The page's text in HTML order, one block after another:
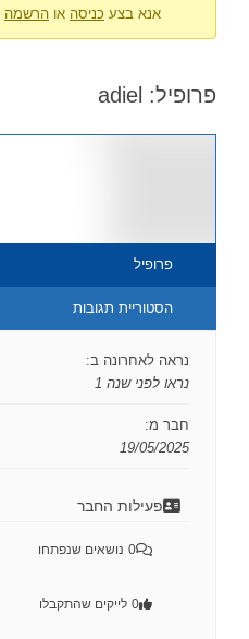
אתה
אנא בצע כניסה או הרשמה
פרופיל: adiel
פרופיל
הסטוריית תגובות
נראה לאחרונה ב:
נראו לפני שנה 1
חבר מ:
19/05/2025
פעילות החבר
0 נושאים שנפתחו
0 לייקים שהתקבלו